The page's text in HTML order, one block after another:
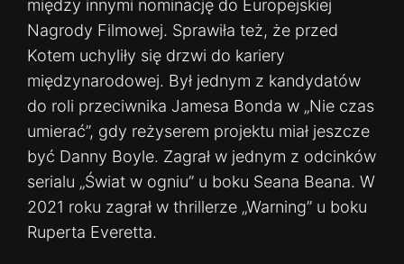
między innymi nominację do Europejskiej
Nagrody Filmowej. Sprawiła też, że przed
Kotem uchyliły się drzwi do kariery
międzynarodowej. Był jednym z kandydatów
do roli przeciwnika Jamesa Bonda w „Nie czas
umierać”, gdy reżyserem projektu miał jeszcze
być Danny Boyle. Zagrał w jednym z odcinków
serialu „Świat w ogniu” u boku Seana Beana. W
2021 roku zagrał w thrillerze „Warning” u boku
Ruperta Everetta.